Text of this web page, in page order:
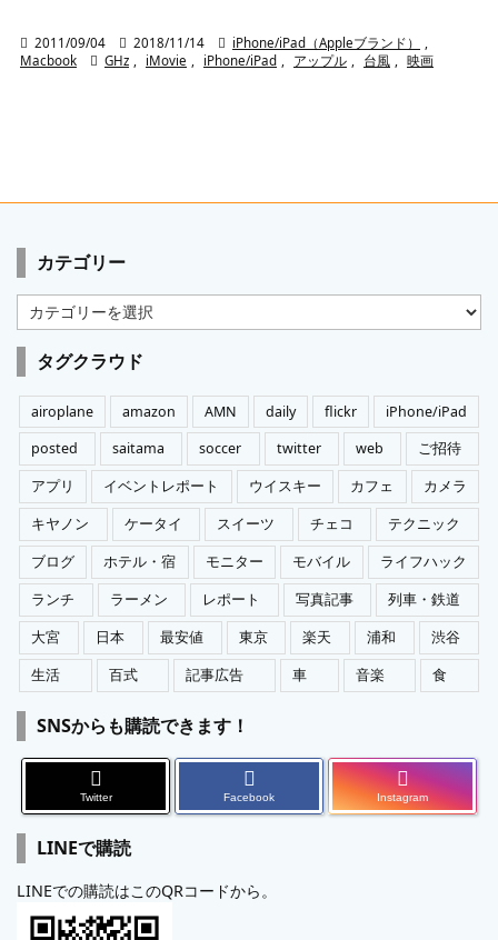
 2011/09/04  2018/11/14  iPhone/iPad（Appleブランド）
,
Macbook
 GHz , iMovie , iPhone/iPad , アップル , 台風 , 映画
カテゴリー
カ
テ
ゴ
リ
ー
タグクラウド
airoplane amazon AMN daily flickr
iPhone/iPad
posted
saitama soccer twitter web
ご招待
アプリ
イベントレポート ウイスキー カフェ
カメラ
キヤノン
ケータイ スイーツ チェコ
テクニック
ブログ
ホテル・宿 モニター モバイル
ライフハック
ランチ
ラーメン レポート 写真記事
列車・鉄道
大宮
日本 最安値 東京 楽天 浦和
渋谷
生活
百式 記事広告 車 音楽 食
SNSからも購読できます！
Twitter Facebook Instagram
LINEで購読
LINEでの購読はこのQRコードから。